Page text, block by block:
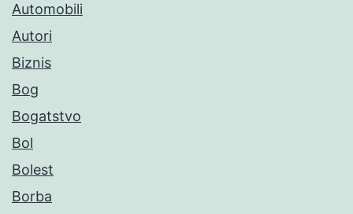
Automobili
Autori
Biznis
Bog
Bogatstvo
Bol
Bolest
Borba